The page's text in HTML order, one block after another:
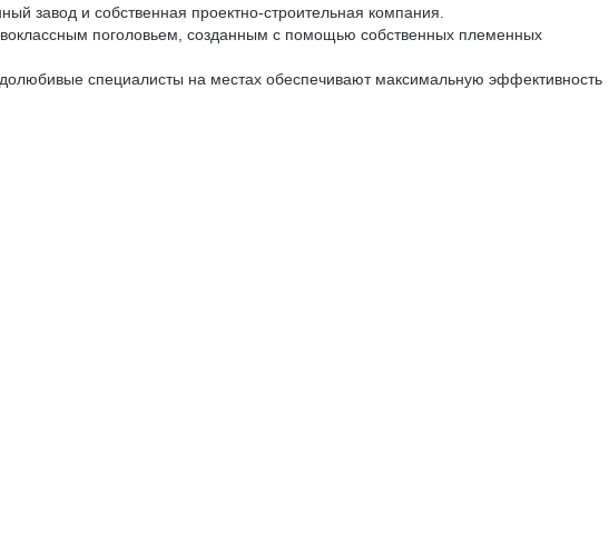
завод и собственная проектно-строительная компания.
поголовьем, созданным с помощью собственных племенных
специалисты на местах обеспечивают максимальную эффективность